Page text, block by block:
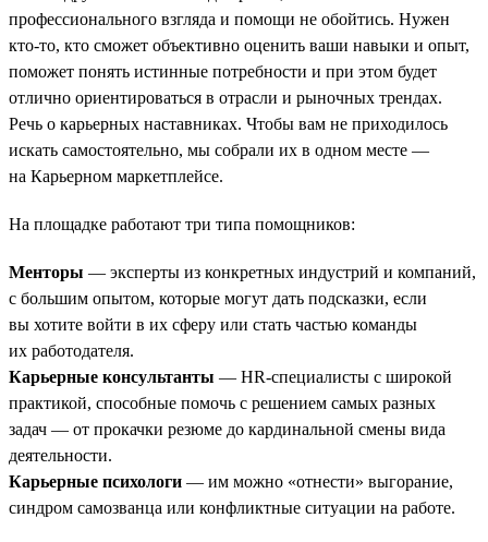
профессионального взгляда и помощи не обойтись. Нужен
кто-то, кто сможет объективно оценить ваши навыки и опыт,
поможет понять истинные потребности и при этом будет
отлично ориентироваться в отрасли и рыночных трендах.
Речь о карьерных наставниках. Чтобы вам не приходилось
искать самостоятельно, мы собрали их в одном месте —
на Карьерном маркетплейсе.
На площадке работают три типа помощников:
Менторы — эксперты из конкретных индустрий и компаний,
с большим опытом, которые могут дать подсказки, если
вы хотите войти в их сферу или стать частью команды
их работодателя.
Карьерные консультанты — HR-специалисты с широкой
практикой, способные помочь с решением самых разных
задач — от прокачки резюме до кардинальной смены вида
деятельности.
Карьерные психологи — им можно «отнести» выгорание,
синдром самозванца или конфликтные ситуации на работе.